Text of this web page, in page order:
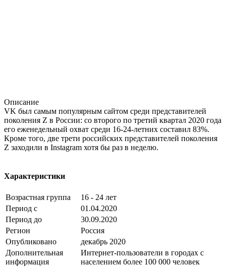
Описание
VK был самым популярным сайтом среди представителей
поколения Z в России: со второго по третий квартал 2020 года
его еженедельный охват среди 16-24-летних составил 83%.
Кроме того, две трети российских представителей поколения
Z заходили в Instagram хотя бы раз в неделю.
Характеристики
Возрастная группа
16 - 24 лет
Период с
01.04.2020
Период до
30.09.2020
Регион
Россия
Опубликовано
декабрь 2020
Дополнительная
информация
Интернет-пользователи в городах с
населением более 100 000 человек